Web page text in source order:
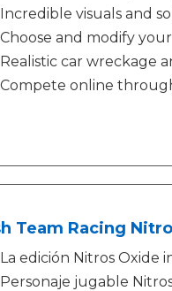
Incredible visuals and
Choose and modify
Realistic car wreckage
Compete online
Team Racing
La edición Nitros Oxide
Personaje jugable